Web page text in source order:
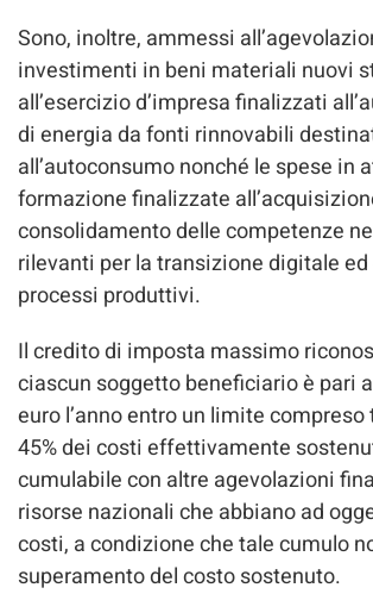
Sono, inoltre, ammessi
investimenti in beni materiali nuovi
all’esercizio d’impresa finalizzati
di energia da fonti rinnovabili
all’autoconsumo nonché le spese in
formazione finalizzate
consolidamento delle competenze
rilevanti per la transizione digitale
processi produttivi.
Il credito di imposta massimo
ciascun soggetto beneficiario è pari
euro l’anno entro un limite compreso
45% dei costi effettivamente
cumulabile con altre agevolazioni
risorse nazionali che abbiano ad
costi, a condizione che tale cumulo
superamento del costo sostenuto.